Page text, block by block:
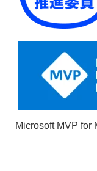
Microsoft MVP for